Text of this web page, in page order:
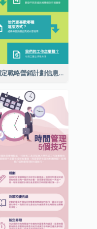
制定戰略營銷計劃信息圖表